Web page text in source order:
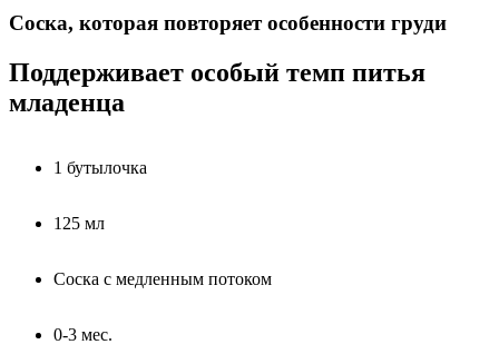
Соска, которая повторяет особенности груди
Поддерживает особый темп питья
младенца
1 бутылочка
125 мл
Соска с медленным потоком
0-3 мес.